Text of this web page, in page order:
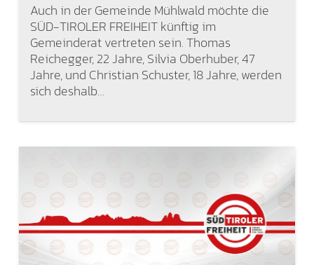
Auch in der Gemeinde Mühlwald möchte die
SÜD-TIROLER FREIHEIT künftig im
Gemeinderat vertreten sein. Thomas
Reichegger, 22 Jahre, Silvia Oberhuber, 47
Jahre, und Christian Schuster, 18 Jahre, werden
sich deshalb…